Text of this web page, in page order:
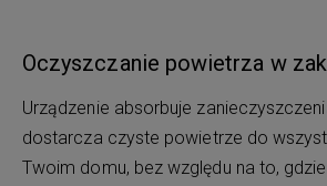
Oczyszczanie powietrza w
Urządzenie absorbuje
dostarcza czyste powietrze do
Twoim domu, bez względu na to,